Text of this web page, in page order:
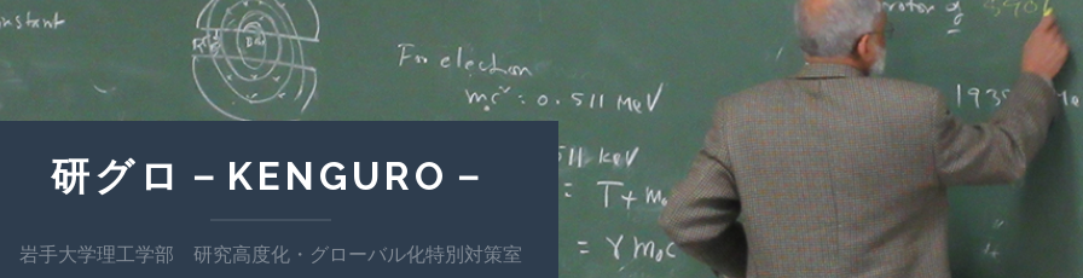
研グロ－KENGURO－
岩手大学理工学部 研究高度化・グローバル化特別対策室